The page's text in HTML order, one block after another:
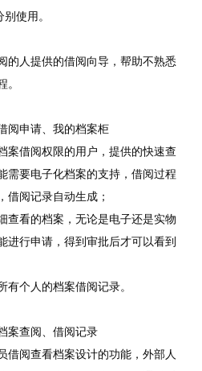
使用。
的人提供的借阅向导，帮助不熟悉
。
阅申请、我的档案柜
案借阅权限的用户，提供的快速查
需要电子化档案的支持，借阅过程
借阅记录自动生成；
查看的档案，无论是电子还是实物
进行申请，得到审批后才可以看到
有个人的档案借阅记录。
案查阅、借阅记录
借阅查看档案设计的功能，外部人